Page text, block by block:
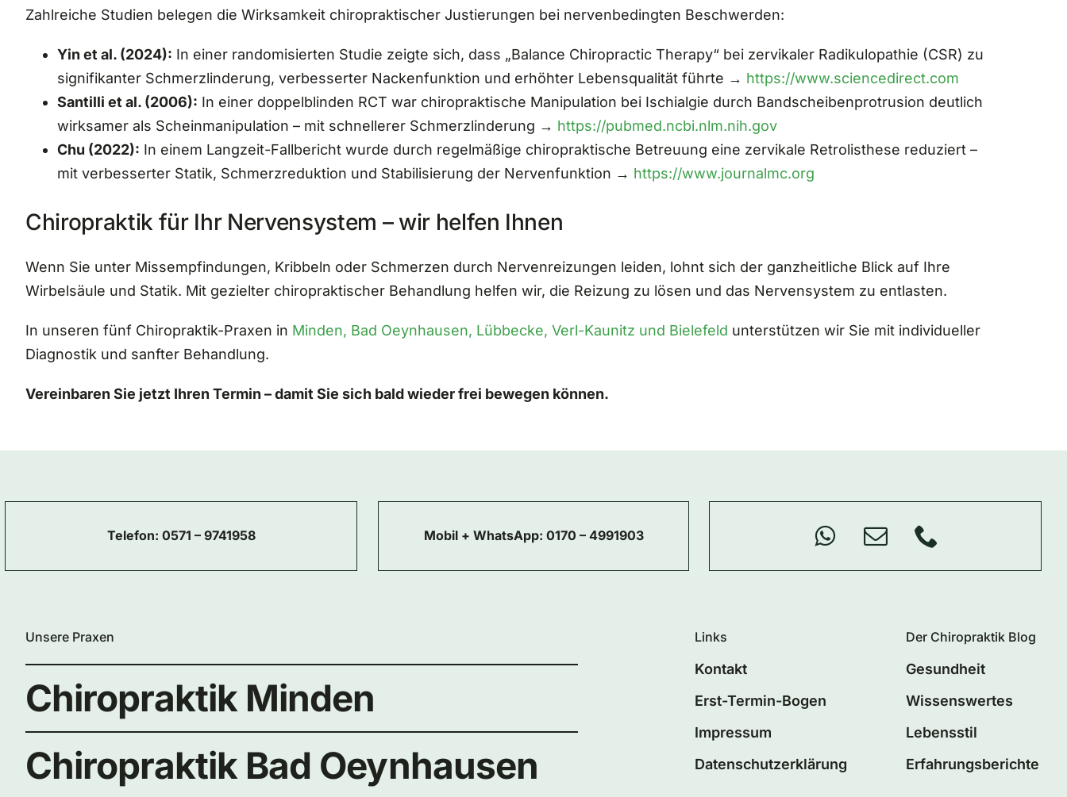
Zahlreiche Studien belegen die Wirksamkeit chiropraktischer Justierungen bei nervenbedingten Beschwerden:
Yin et al. (2024): In einer randomisierten Studie zeigte sich, dass „Balance Chiropractic Therapy“ bei zervikaler Radikulopathie (CSR) zu
signifikanter Schmerzlinderung, verbesserter Nackenfunktion und erhöhter Lebensqualität führte → https://www.sciencedirect.com
Santilli et al. (2006): In einer doppelblinden RCT war chiropraktische Manipulation bei Ischialgie durch Bandscheibenprotrusion deutlich
wirksamer als Scheinmanipulation – mit schnellerer Schmerzlinderung → https://pubmed.ncbi.nlm.nih.gov
Chu (2022): In einem Langzeit-Fallbericht wurde durch regelmäßige chiropraktische Betreuung eine zervikale Retrolisthese reduziert –
mit verbesserter Statik, Schmerzreduktion und Stabilisierung der Nervenfunktion → https://www.journalmc.org
Chiropraktik für Ihr Nervensystem – wir helfen Ihnen
Wenn Sie unter Missempfindungen, Kribbeln oder Schmerzen durch Nervenreizungen leiden, lohnt sich der ganzheitliche Blick auf Ihre
Wirbelsäule und Statik. Mit gezielter chiropraktischer Behandlung helfen wir, die Reizung zu lösen und das Nervensystem zu entlasten.
In unseren fünf Chiropraktik-Praxen in Minden, Bad Oeynhausen, Lübbecke, Verl-Kaunitz und Bielefeld unterstützen wir Sie mit individueller
Diagnostik und sanfter Behandlung.
Vereinbaren Sie jetzt Ihren Termin – damit Sie sich bald wieder frei bewegen können.
Telefon: 0571 – 9741958 Mobil + WhatsApp: 0170 – 4991903
Unsere Praxen
Chiropraktik Minden
Chiropraktik Bad Oeynhausen
Links
Kontakt
Erst-Termin-Bogen
Impressum
Datenschutzerklärung
Der Chiropraktik Blog
Gesundheit
Wissenswertes
Lebensstil
Erfahrungsberichte